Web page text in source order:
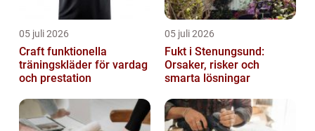
05 juli 2026
Craft funktionella
träningskläder för vardag
och prestation
05 juli 2026
Fukt i Stenungsund:
Orsaker, risker och
smarta lösningar